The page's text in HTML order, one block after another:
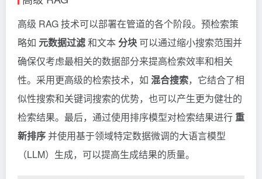
高级 RAG 技术可以部署在管道的各个阶段。预检索策
略如 元数据过滤和文本分块 可以通过缩小搜索范围并
确保仅考虑最相关的数据部分来提高检索效率和相关
性。采用更高级的检索技术，如 混合搜索，它结合了相
似性搜索和关键词搜索的优势，也可以产生更为健壮的
检索结果。最后，通过使用排序模型对检索结果进行 重
新排序并使用基于领域特定数据微调的大语言模型
（LLM）生成，可以提高生成结果的质量。